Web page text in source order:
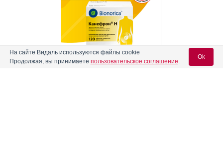
На сайте Видаль используются файлы cookie
Продолжая, вы принимаете пользовательское соглашение.
Ok